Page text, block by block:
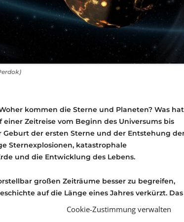
Cookie-Zustimmung verwalten
kommen die Sterne und Planeten? Was hat
Zeitreise vom Beginn des Universums bis
Geburt der ersten Sterne und der Entstehung
Sternexplosionen, katastrophale
und die Entwicklung des Lebens.
großen Zeiträume besser zu begreifen,
auf die Länge eines Jahres verkürzt. Das
entstanden und ein Tag entspräche 40
Das Aussterben der Dinosaurier vor 65